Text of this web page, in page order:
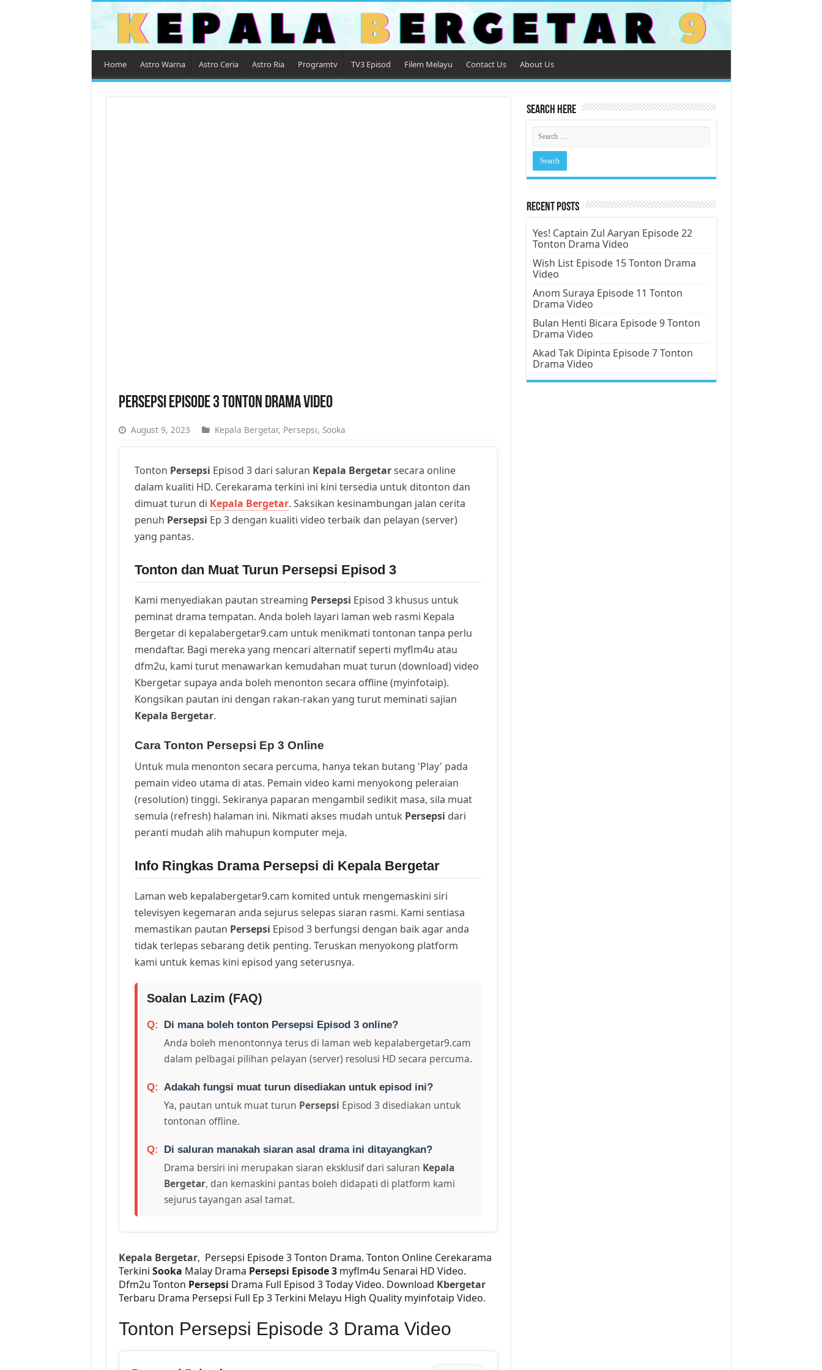
Home Astro Warna Astro Ceria Astro Ria Programtv TV3 Episod Filem Melayu Contact Us About Us
Persepsi Episode 3 Tonton Drama Video
August 9, 2023 Kepala Bergetar, Persepsi, Sooka
Tonton Persepsi Episod 3 dari saluran Kepala Bergetarsecara online
dalam kualiti HD. Cerekarama terkini ini kini tersedia untuk ditonton dan
dimuat turun di Kepala Bergetar. Saksikan kesinambungan jalan cerita
penuh Persepsi Ep 3 dengan kualiti video terbaik dan pelayan (server)
yang pantas.
Tonton dan Muat Turun Persepsi Episod 3
Kami menyediakan pautan streaming Persepsi Episod 3 khusus untuk
peminat drama tempatan. Anda boleh layari laman web rasmi Kepala
Bergetar di kepalabergetar9.cam untuk menikmati tontonan tanpa perlu
mendaftar. Bagi mereka yang mencari alternatif seperti myflm4u atau
dfm2u, kami turut menawarkan kemudahan muat turun (download) video
Kbergetar supaya anda boleh menonton secara offline (myinfotaip).
Kongsikan pautan ini dengan rakan-rakan yang turut meminati sajian
Kepala Bergetar.
Cara Tonton Persepsi Ep 3 Online
Untuk mula menonton secara percuma, hanya tekan butang 'Play' pada
pemain video utama di atas. Pemain video kami menyokong peleraian
(resolution) tinggi. Sekiranya paparan mengambil sedikit masa, sila muat
semula (refresh) halaman ini. Nikmati akses mudah untuk Persepsi dari
peranti mudah alih mahupun komputer meja.
Info Ringkas Drama Persepsi di Kepala Bergetar
Laman web kepalabergetar9.cam komited untuk mengemaskini siri
televisyen kegemaran anda sejurus selepas siaran rasmi. Kami sentiasa
memastikan pautan Persepsi Episod 3 berfungsi dengan baik agar anda
tidak terlepas sebarang detik penting. Teruskan menyokong platform
kami untuk kemas kini episod yang seterusnya.
Soalan Lazim (FAQ)
Di mana boleh tonton Persepsi Episod 3 online?
Anda boleh menontonnya terus di laman web kepalabergetar9.cam
dalam pelbagai pilihan pelayan (server) resolusi HD secara percuma.
Adakah fungsi muat turun disediakan untuk episod ini?
Ya, pautan untuk muat turun Persepsi Episod 3 disediakan untuk
tontonan offline.
Di saluran manakah siaran asal drama ini ditayangkan?
Drama bersiri ini merupakan siaran eksklusif dari saluran Kepala
Bergetar, dan kemaskini pantas boleh didapati di platform kami
sejurus tayangan asal tamat.
Kepala Bergetar, Persepsi Episode 3 Tonton Drama. Tonton Online Cerekarama
Terkini Sooka Malay Drama Persepsi Episode 3 myflm4u Senarai HD Video.
Dfm2u Tonton Persepsi Drama Full Episod 3 Today Video. Download Kbergetar
Terbaru Drama Persepsi Full Ep 3 Terkini Melayu High Quality myinfotaip Video.
Tonton Persepsi Episode 3 Drama Video
Search Here
Recent Posts
Yes! Captain Zul Aaryan Episode 22
Tonton Drama Video
Wish List Episode 15 Tonton Drama
Video
Anom Suraya Episode 11 Tonton
Drama Video
Bulan Henti Bicara Episode 9 Tonton
Drama Video
Akad Tak Dipinta Episode 7 Tonton
Drama Video